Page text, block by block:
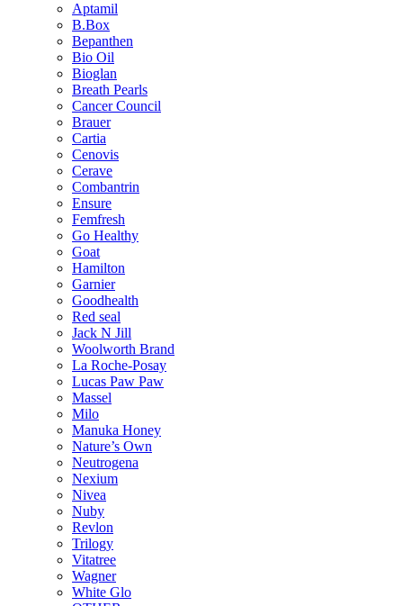
Aptamil
B.Box
Bepanthen
Bio Oil
Bioglan
Breath Pearls
Cancer Council
Brauer
Cartia
Cenovis
Cerave
Combantrin
Ensure
Femfresh
Go Healthy
Goat
Hamilton
Garnier
Goodhealth
Red seal
Jack N Jill
Woolworth Brand
La Roche-Posay
Lucas Paw Paw
Massel
Milo
Manuka Honey
Nature’s Own
Neutrogena
Nexium
Nivea
Nuby
Revlon
Trilogy
Vitatree
Wagner
White Glo